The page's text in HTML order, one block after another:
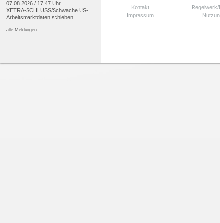
Kontakt
Impressum
07.08.2026 / 17:47 Uhr
XETRA-SCHLUSS/Schwache US-
Arbeitsmarktdaten schieben...
alle Meldungen